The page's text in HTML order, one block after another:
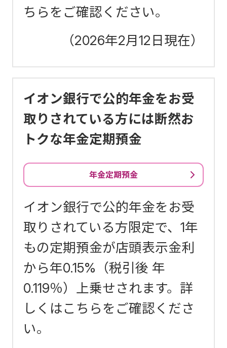
ちらをご確認ください。
（2026年2月12日現在）
イオン銀行で公的年金をお受
取りされている方には断然お
トクな年金定期預金
年金定期預金
イオン銀行で公的年金をお受
取りされている方限定で、1年
もの定期預金が店頭表示金利
から年0.15%（税引後 年
0.119％）上乗せされます。詳
しくはこちらをご確認くださ
い。